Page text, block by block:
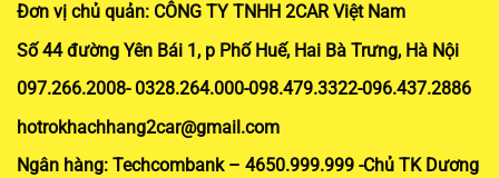
Đơn vị chủ quản: CÔNG TY TNHH 2CAR Việt Nam
Số 44 đường Yên Bái 1, p Phố Huế, Hai Bà Trưng, Hà Nội
097.266.2008- 0328.264.000-098.479.3322-096.437.2886
hotrokhachhang2car@gmail.com
Ngân hàng: Techcombank – 4650.999.999 -Chủ TK Dương